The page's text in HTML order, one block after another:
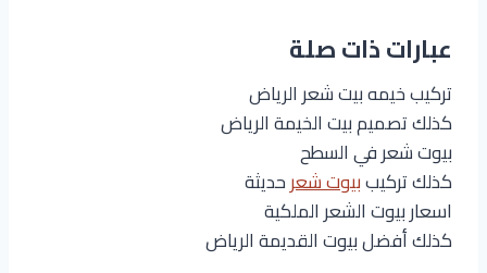
عبارات ذات صلة
تركيب خيمه بيت شعر الرياض
كذلك تصميم بيت الخيمة الرياض
بيوت شعر في السطح
كذلك تركيببيوت شعرحديثة
اسعار بيوت الشعر الملكية
كذلك أفضل بيوت القديمة الرياض